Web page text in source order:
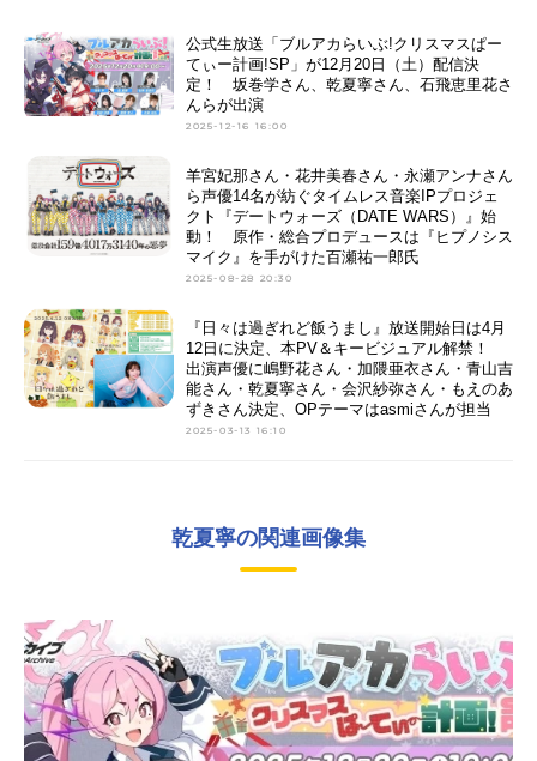
公式生放送「ブルアカらいぶ!クリスマスぱー
てぃー計画!SP」が12月20日（土）配信決
定！ 坂巻学さん、乾夏寧さん、石飛恵里花さ
んらが出演
2025-12-16 16:00
羊宮妃那さん・花井美春さん・永瀬アンナさん
ら声優14名が紡ぐタイムレス音楽IPプロジェ
クト『デートウォーズ（DATE WARS）』始
動！ 原作・総合プロデュースは『ヒプノシス
マイク』を手がけた百瀬祐一郎氏
2025-08-28 20:30
『日々は過ぎれど飯うまし』放送開始日は4月
12日に決定、本PV＆キービジュアル解禁！
出演声優に嶋野花さん・加隈亜衣さん・青山吉
能さん・乾夏寧さん・会沢紗弥さん・もえのあ
ずきさん決定、OPテーマはasmiさんが担当
2025-03-13 16:10
乾夏寧の関連画像集